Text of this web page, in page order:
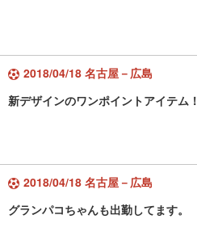
2018/04/18 名古屋－広島
新デザインのワンポイントアイテム！
2018/04/18 名古屋－広島
グランパコちゃんも出勤してます。